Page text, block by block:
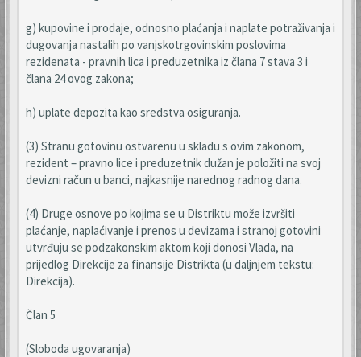
g) kupovine i prodaje, odnosno plaćanja i naplate potraživanja i
dugovanja nastalih po vanjskotrgovinskim poslovima
rezidenata - pravnih lica i preduzetnika iz člana 7 stava 3 i
člana 24 ovog zakona;
h) uplate depozita kao sredstva osiguranja.
(3) Stranu gotovinu ostvarenu u skladu s ovim zakonom,
rezident – pravno lice i preduzetnik dužan je položiti na svoj
devizni račun u banci, najkasnije narednog radnog dana.
(4) Druge osnove po kojima se u Distriktu može izvršiti
plaćanje, naplaćivanje i prenos u devizama i stranoj gotovini
utvrđuju se podzakonskim aktom koji donosi Vlada, na
prijedlog Direkcije za finansije Distrikta (u daljnjem tekstu:
Direkcija).
Član 5
(Sloboda ugovaranja)